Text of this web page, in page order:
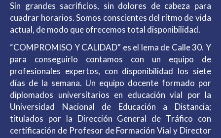
Sin grandes sacrificios, sin dolores de cabeza para
cuadrar horarios. Somos conscientes del ritmo de vida
actual, de modo que ofrecemos total disponibilidad.
“COMPROMISO Y CALIDAD” es el lema de Calle 30. Y
para conseguirlo contamos con un equipo de
profesionales expertos, con disponibilidad los siete
días de la semana. Un equipo docente formado por
diplomados universitarios en educación vial por la
Universidad Nacional de Educación a Distancia;
titulados por la Dirección General de Tráfico con
certificación de Profesor de Formación Vial y Director